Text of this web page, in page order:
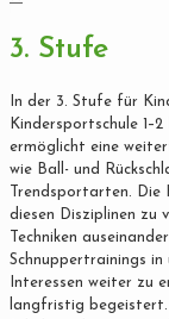
3. Stufe
In der 3. Stufe für
Kindersportschule
ermöglicht eine
wie Ball- und
Trendsportarten. Die
diesen Disziplinen zu
Techniken
Schnuppertrainings in
Interessen weiter zu
langfristig